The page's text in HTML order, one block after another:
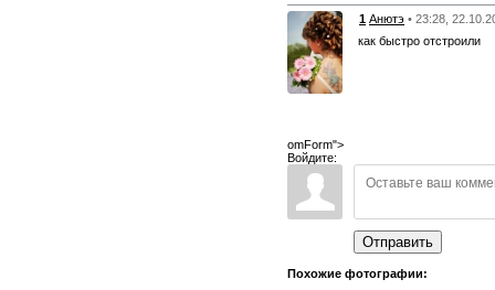
1 Анютэ • 23:28,
как быстро отстроили
omForm">
Войдите:
Отправить
Похожие фотографии: